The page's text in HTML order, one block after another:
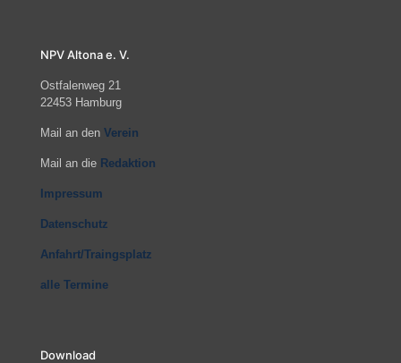
NPV Altona e. V.
Ostfalenweg 21
22453 Hamburg
Mail an den Verein
Mail an die Redaktion
Impressum
Datenschutz
Anfahrt/Traingsplatz
alle Termine
Download